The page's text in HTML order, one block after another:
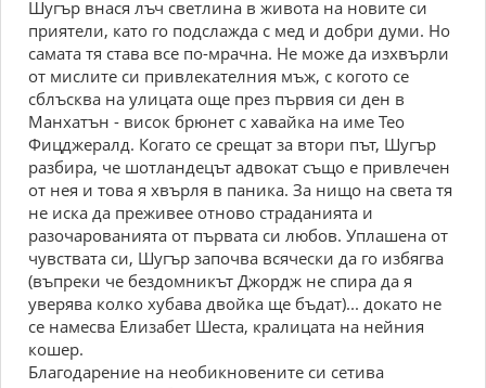
Шугър внася лъч светлина в живота на новите си
приятели, като го подслажда с мед и добри думи. Но
самата тя става все по-мрачна. Не може да изхвърли
от мислите си привлекателния мъж, с когото се
сблъсква на улицата още през първия си ден в
Манхатън - висок брюнет с хавайка на име Тео
Фицджералд. Когато се срещат за втори път, Шугър
разбира, че шотландецът адвокат също е привлечен
от нея и това я хвърля в паника. За нищо на света тя
не иска да преживее отново страданията и
разочарованията от първата си любов. Уплашена от
чувствата си, Шугър започва всячески да го избягва
(въпреки че бездомникът Джордж не спира да я
уверява колко хубава двойка ще бъдат)... докато не
се намесва Елизабет Шеста, кралицата на нейния
кошер.
Благодарение на необикновените си сетива